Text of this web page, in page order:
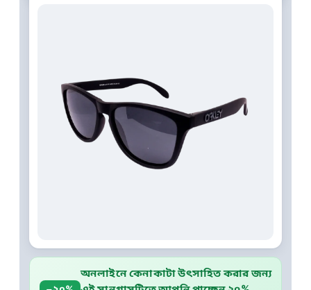
অনলাইনে কেনাকাটা উৎসাহিত করার জন্য